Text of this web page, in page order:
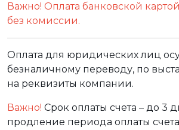
Важно! Оплата банковской
без комиссии.
Оплата для юридических лиц
безналичному переводу, по
на реквизиты компании.
Важно! Срок оплаты счета – до 3
продление периода оплаты